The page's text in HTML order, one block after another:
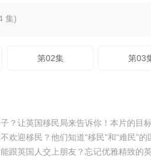
集)
第02集 第03
？让英国移民局来告诉你！本片的目
欢迎移民？他们知道“移民”和“难民
跟英国人交上朋友？忘记优雅精致的